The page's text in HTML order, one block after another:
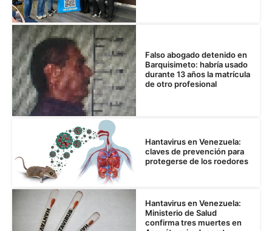
Falso abogado detenido en
Barquisimeto: habría usado
durante 13 años la matrícula
de otro profesional
Hantavirus en Venezuela:
claves de prevención para
protegerse de los roedores
Hantavirus en Venezuela:
Ministerio de Salud
confirma tres muertes en